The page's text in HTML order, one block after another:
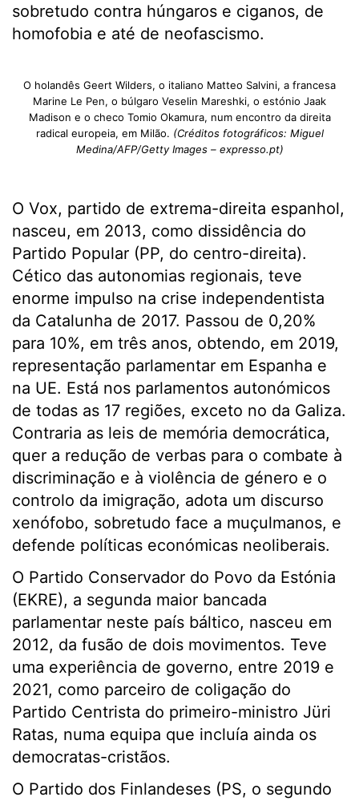
sobretudo contra húngaros e ciganos, de
homofobia e até de neofascismo.
O holandês Geert Wilders, o italiano Matteo Salvini, a francesa
Marine Le Pen, o búlgaro Veselin Mareshki, o estónio Jaak
Madison e o checo Tomio Okamura, num encontro da direita
radical europeia, em Milão. (Créditos fotográficos: Miguel
Medina/AFP/Getty Images – expresso.pt)
O Vox, partido de extrema-direita espanhol,
nasceu, em 2013, como dissidência do
Partido Popular (PP, do centro-direita).
Cético das autonomias regionais, teve
enorme impulso na crise independentista
da Catalunha de 2017. Passou de 0,20%
para 10%, em três anos, obtendo, em 2019,
representação parlamentar em Espanha e
na UE. Está nos parlamentos autonómicos
de todas as 17 regiões, exceto no da Galiza.
Contraria as leis de memória democrática,
quer a redução de verbas para o combate à
discriminação e à violência de género e o
controlo da imigração, adota um discurso
xenófobo, sobretudo face a muçulmanos, e
defende políticas económicas neoliberais.
O Partido Conservador do Povo da Estónia
(EKRE), a segunda maior bancada
parlamentar neste país báltico, nasceu em
2012, da fusão de dois movimentos. Teve
uma experiência de governo, entre 2019 e
2021, como parceiro de coligação do
Partido Centrista do primeiro-ministro Jüri
Ratas, numa equipa que incluía ainda os
democratas-cristãos.
O Partido dos Finlandeses (PS, o segundo